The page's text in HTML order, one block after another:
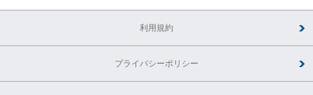
利用規約
プライバシーポリシー